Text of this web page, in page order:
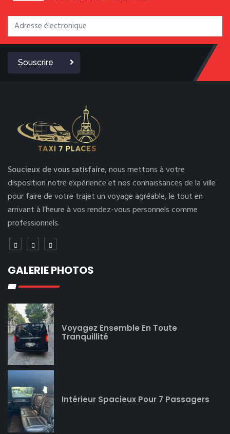
Souscrire
Soucieux de vous satisfaire,nous mettons à votre
disposition notre expérience et nos connaissances de la ville
pour faire de votre trajet un voyage agréable, le tout en
arrivant à l’heure à vos rendez-vous personnels comme
professionnels.
GALERIE PHOTOS
Voyagez Ensemble En Toute
Tranquillité
Intérieur Spacieux Pour 7 Passagers